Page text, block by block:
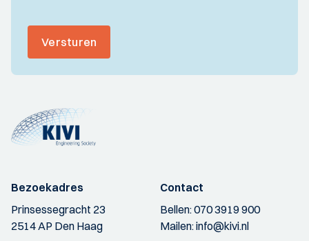
Versturen
Bezoekadres
Prinsessegracht 23
2514 AP Den Haag
Contact
Bellen:070 3919 900
Mailen:info@kivi.nl